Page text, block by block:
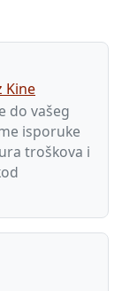
Kine
do vašeg
isporuke
troškova i